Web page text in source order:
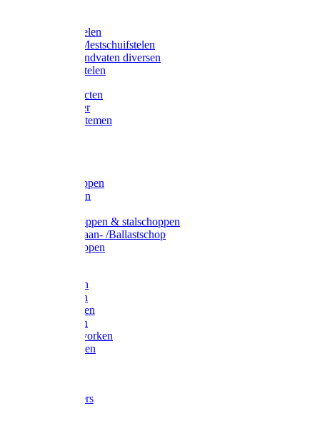
Gardena stelen
Sneeuw- /Mestschuifstelen
Stelen / Handvaten diversen
Telescoopstelen
Tuin producten
Fruitplukker
Ophangsystemen
Betonschoppen
Schepbatsen
Ballastschoppen & stalschoppen
Slijtsrip Graan- /Ballastschop
Graanschoppen
Hooivorken
Mestvorken
Bietenvorken
Maisvorken
Aardappelvorken
Vijgenvorken
Tuinkrabbers